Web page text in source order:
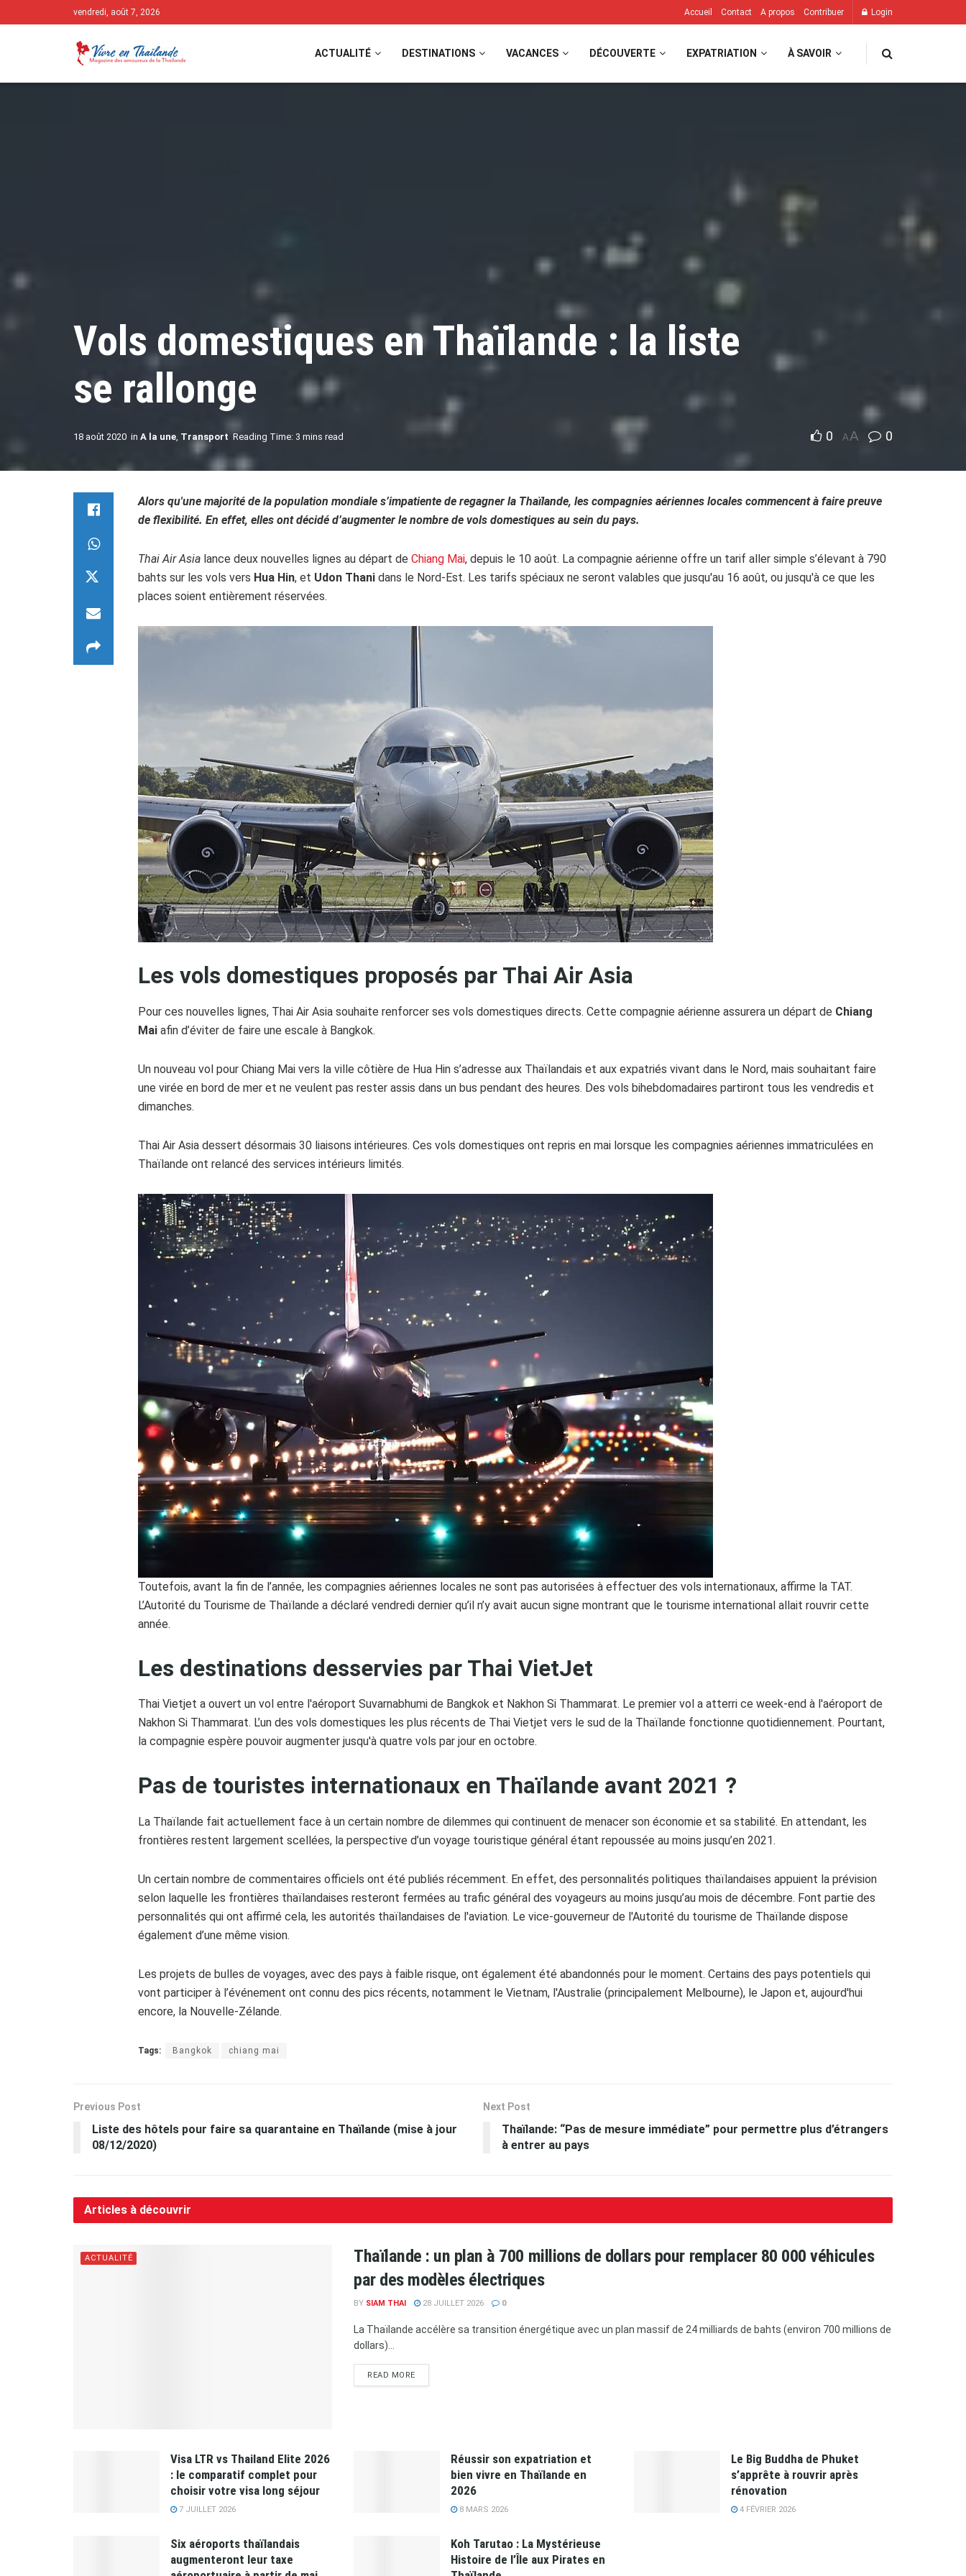
vendredi, août 7, 2026 Accueil Contact A propos Contribuer Login
ACTUALITÉ DESTINATIONS VACANCES DÉCOUVERTE EXPATRIATION À SAVOIR
Vols domestiques en Thaïlande : la liste
se rallonge
18 août 2020 in A la une, Transport Reading Time: 3 mins read 0 AA 0
Alors qu'une majorité de la population mondiale s’impatiente de regagner la Thaïlande, les compagnies aériennes locales commencent à faire preuve
de flexibilité. En effet, elles ont décidé d’augmenter le nombre de vols domestiques au sein du pays.
Thai Air Asia lance deux nouvelles lignes au départ de Chiang Mai, depuis le 10 août. La compagnie aérienne offre un tarif aller simple s’élevant à 790
bahts sur les vols vers Hua Hin, et Udon Thani dans le Nord-Est. Les tarifs spéciaux ne seront valables que jusqu'au 16 août, ou jusqu'à ce que les
places soient entièrement réservées.
Les vols domestiques proposés par Thai Air Asia
Pour ces nouvelles lignes, Thai Air Asia souhaite renforcer ses vols domestiques directs. Cette compagnie aérienne assurera un départ de Chiang
Mai afin d’éviter de faire une escale à Bangkok.
Un nouveau vol pour Chiang Mai vers la ville côtière de Hua Hin s’adresse aux Thaïlandais et aux expatriés vivant dans le Nord, mais souhaitant faire
une virée en bord de mer et ne veulent pas rester assis dans un bus pendant des heures. Des vols bihebdomadaires partiront tous les vendredis et
dimanches.
Thai Air Asia dessert désormais 30 liaisons intérieures. Ces vols domestiques ont repris en mai lorsque les compagnies aériennes immatriculées en
Thaïlande ont relancé des services intérieurs limités.
Toutefois, avant la fin de l’année, les compagnies aériennes locales ne sont pas autorisées à effectuer des vols internationaux, affirme la TAT.
L’Autorité du Tourisme de Thaïlande a déclaré vendredi dernier qu’il n’y avait aucun signe montrant que le tourisme international allait rouvrir cette
année.
Les destinations desservies par Thai VietJet
Thai Vietjet a ouvert un vol entre l'aéroport Suvarnabhumi de Bangkok et Nakhon Si Thammarat. Le premier vol a atterri ce week-end à l'aéroport de
Nakhon Si Thammarat. L’un des vols domestiques les plus récents de Thai Vietjet vers le sud de la Thaïlande fonctionne quotidiennement. Pourtant,
la compagnie espère pouvoir augmenter jusqu'à quatre vols par jour en octobre.
Pas de touristes internationaux en Thaïlande avant 2021 ?
La Thaïlande fait actuellement face à un certain nombre de dilemmes qui continuent de menacer son économie et sa stabilité. En attendant, les
frontières restent largement scellées, la perspective d’un voyage touristique général étant repoussée au moins jusqu’en 2021.
Un certain nombre de commentaires officiels ont été publiés récemment. En effet, des personnalités politiques thaïlandaises appuient la prévision
selon laquelle les frontières thaïlandaises resteront fermées au trafic général des voyageurs au moins jusqu’au mois de décembre. Font partie des
personnalités qui ont affirmé cela, les autorités thaïlandaises de l'aviation. Le vice-gouverneur de l'Autorité du tourisme de Thaïlande dispose
également d’une même vision.
Les projets de bulles de voyages, avec des pays à faible risque, ont également été abandonnés pour le moment. Certains des pays potentiels qui
vont participer à l’événement ont connu des pics récents, notamment le Vietnam, l'Australie (principalement Melbourne), le Japon et, aujourd'hui
encore, la Nouvelle-Zélande.
Tags: Bangkok chiang mai
Previous Post
Liste des hôtels pour faire sa quarantaine en Thaïlande (mise à jour
08/12/2020)
Next Post
Thaïlande: “Pas de mesure immédiate” pour permettre plus d’étrangers
à entrer au pays
Articles à découvrir
ACTUALITÉ
Thaïlande : un plan à 700 millions de dollars pour remplacer 80 000 véhicules
par des modèles électriques
BY SIAM THAI 28 JUILLET 2026 0
La Thaïlande accélère sa transition énergétique avec un plan massif de 24 milliards de bahts (environ 700 millions de
dollars)...
READ MORE
Visa LTR vs Thailand Elite 2026
: le comparatif complet pour
choisir votre visa long séjour
7 JUILLET 2026
Réussir son expatriation et
bien vivre en Thaïlande en
2026
8 MARS 2026
Le Big Buddha de Phuket
s’apprête à rouvrir après
rénovation
4 FÉVRIER 2026
Six aéroports thaïlandais
augmenteront leur taxe
Koh Tarutao : La Mystérieuse
Histoire de l’Île aux Pirates en